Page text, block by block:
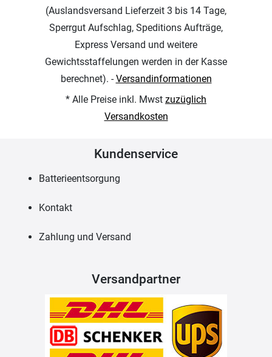
(Auslandsversand Lieferzeit 3 bis 14 Tage,
Sperrgut Aufschlag, Speditions Aufträge,
Express Versand und weitere
Gewichtsstaffelungen werden in der Kasse
berechnet). -Versandinformationen
* Alle Preise inkl. Mwst zuzüglich
Versandkosten
Kundenservice
Batterieentsorgung
Kontakt
Zahlung und Versand
Versandpartner